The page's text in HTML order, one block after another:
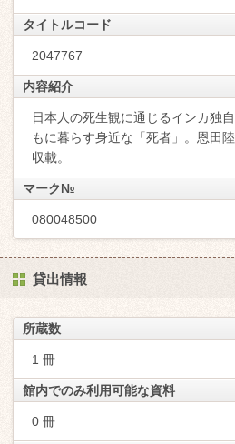
タイトルコード
2047767
内容紹介
日本人の死生観に通じるインカ独
もに暮らす身近な「死者」。恩田
収載。
マーク№
080048500
貸出情報
所蔵数
1 冊
館内でのみ利用可能な資料
0 冊